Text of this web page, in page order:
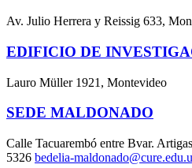
Av. Julio Herrera y Reissig 633,
EDIFICIO DE
Lauro Müller 1921, Montevideo
SEDE MALDONADO
Calle Tacuarembó entre Bvar.
5326 bedelia-